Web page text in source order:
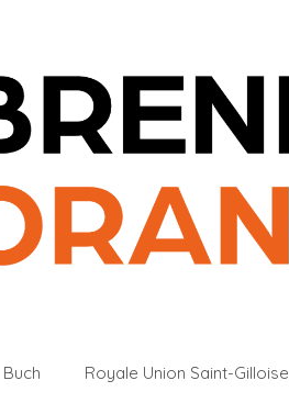
Buch Royale Union Saint-Gilloise